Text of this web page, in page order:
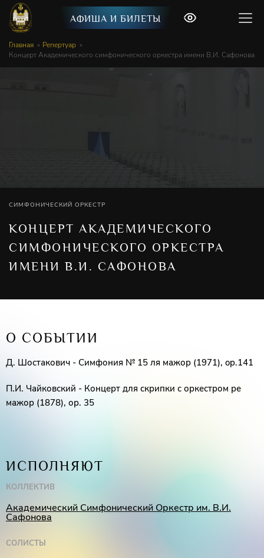
АФИША И БИЛЕТЫ
Главная
Репертуар
Концерт Академического симфонического оркестра имени В.И. Сафонова
СИМФОНИЧЕСКИЙ ОРКЕСТР
КОНЦЕРТ АКАДЕМИЧЕСКОГО
СИМФОНИЧЕСКОГО ОРКЕСТРА
ИМЕНИ В.И. САФОНОВА
О СОБЫТИИ
Д. Шостакович - Симфония № 15 ля мажор (1971), op.141
П.И. Чайковский - Концерт для скрипки с оркестром ре
мажор (1878), ор. 35
ИСПОЛНЯЮТ
КОЛЛЕКТИВ
Академический Симфонический Оркестр им. В.И.
Сафонова
СОЛИСТЫ